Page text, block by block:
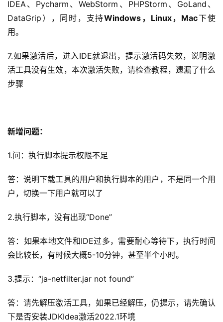
IDEA、Pycharm、WebStorm、PHPStorm、GoLand、
DataGrip），同时，支持Windows，Linux，Mac下使
用。
7.如果激活后，进入IDE就退出，提示激活码失效，说明激
活工具没有生效，本次激活失败，请检查教程，遗漏了什么
步骤
新增问题：
1.问：执行脚本提示权限不足
答：说明下载工具的用户和执行脚本的用户，不是同一个用
户，切换一下用户就可以了
2.执行脚本，没有出现“Done”
答：如果本地文件和IDE过多，需要耐心等待下，执行时间
会比较长，有时候大概5-10分钟，甚至半个小时。
3.提示：“ja-netfilter.jar not found”
答：请先解压激活工具，如果已经解压，仍提示，请先确认
下是否安装JDKIdea激活2022.1环境